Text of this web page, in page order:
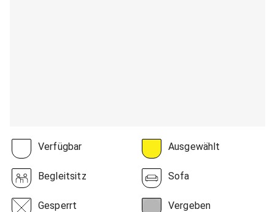
Verfügbar Ausgewählt
Begleitsitz Sofa
Gesperrt Vergeben